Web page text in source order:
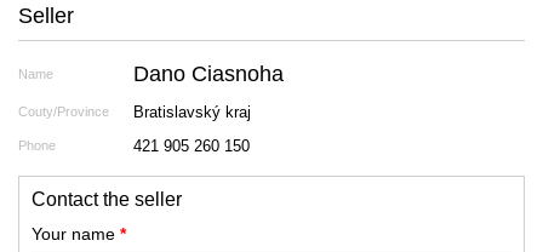
Seller
Name Dano Ciasnoha
Couty/Province Bratislavský kraj
Phone 421 905 260 150
Contact the seller
Your name *